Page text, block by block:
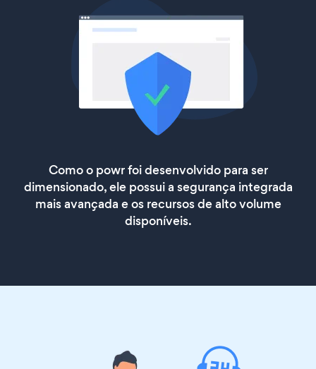
Como o powr foi desenvolvido para ser
dimensionado, ele possui a segurança integrada
mais avançada e os recursos de alto volume
disponíveis.